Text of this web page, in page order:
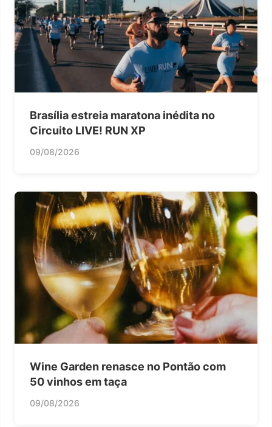
Brasília estreia maratona inédita no
Circuito LIVE! RUN XP
09/08/2026
Wine Garden renasce no Pontão com
50 vinhos em taça
09/08/2026